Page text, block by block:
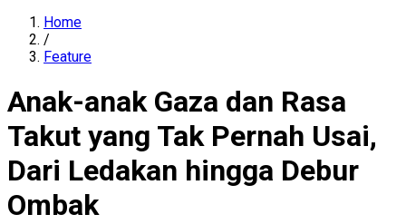
Home
/
Feature
Anak-anak Gaza dan Rasa
Takut yang Tak Pernah Usai,
Dari Ledakan hingga Debur
Ombak